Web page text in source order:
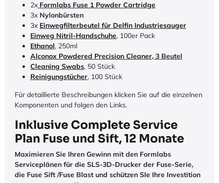
2x Formlabs Fuse 1 Powder Cartridge
3x Nylonbürsten
3x Einwegfilterbeutel für Delfin Industriesauger
Einweg Nitril-Handschuhe, 100er Pack
Ethanol, 250ml
Alconox Powdered Precision Cleaner, 3 Beutel
Cleaning Swabs, 50 Stück
Reinigungstücher, 100 Stück
Für detaillierte Beschreibungen klicken Sie auf die einzelnen
Komponenten und folgen den Links.
Inklusive Complete Service
Plan Fuse und Sift, 12 Monate
Maximieren Sie Ihren Gewinn mit den Formlabs
Serviceplänen für die SLS-3D-Drucker der Fuse-Serie,
die Fuse Sift /Fuse Blast und schützen SIe Ihre Investition